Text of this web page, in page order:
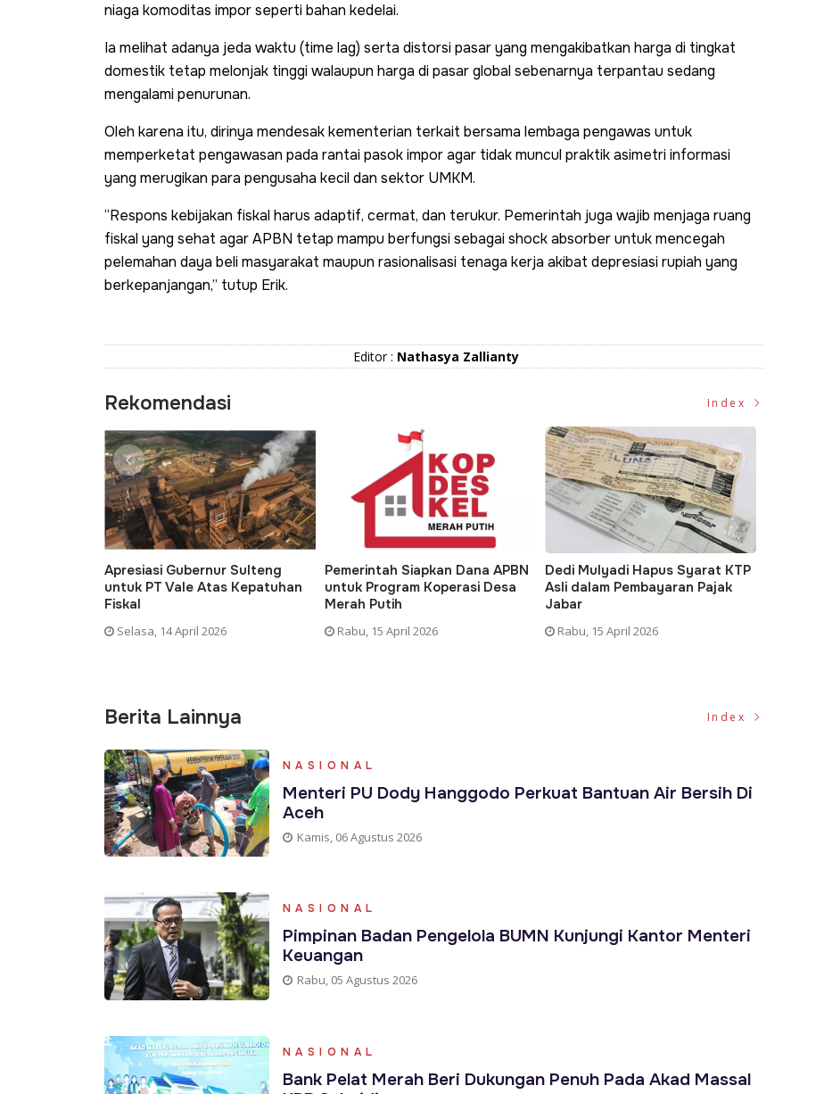
niaga komoditas impor seperti bahan kedelai.
Ia melihat adanya jeda waktu (time lag) serta distorsi pasar yang mengakibatkan harga di tingkat
domestik tetap melonjak tinggi walaupun harga di pasar global sebenarnya terpantau sedang
mengalami penurunan.
Oleh karena itu, dirinya mendesak kementerian terkait bersama lembaga pengawas untuk
memperketat pengawasan pada rantai pasok impor agar tidak muncul praktik asimetri informasi
yang merugikan para pengusaha kecil dan sektor UMKM.
“Respons kebijakan fiskal harus adaptif, cermat, dan terukur. Pemerintah juga wajib menjaga ruang
fiskal yang sehat agar APBN tetap mampu berfungsi sebagai shock absorber untuk mencegah
pelemahan daya beli masyarakat maupun rasionalisasi tenaga kerja akibat depresiasi rupiah yang
berkepanjangan,” tutup Erik.
Editor : Nathasya Zallianty
Rekomendasi Index
Gubernur Sulteng
PT Vale Atas Kepatuhan
Pemerintah Siapkan Dana APBN
untuk Program Koperasi Desa
Rabu, 15 April 2026
Dedi Mulyadi Hapus Syarat KTP
Asli dalam Pembayaran Pajak
Rabu, 15 April 2026
Transformasi Digital Keuangan
Daerah: Tantangan dan
Berita Lainnya Index
NASIONAL
Menteri PU Dody Hanggodo Perkuat Bantuan Air Bersih Di
Aceh
Kamis, 06 Agustus 2026
NASIONAL
Pimpinan Badan Pengelola BUMN Kunjungi Kantor Menteri
Keuangan
Rabu, 05 Agustus 2026
NASIONAL
Bank Pelat Merah Beri Dukungan Penuh Pada Akad Massal